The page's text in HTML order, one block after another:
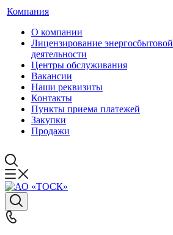
Компания
О компании
Лицензирование энергосбытовой
деятельности
Центры обслуживания
Вакансии
Наши реквизиты
Контакты
Пункты приема платежей
Закупки
Продажи